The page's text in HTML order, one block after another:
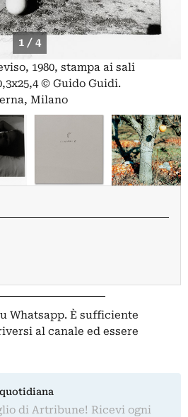
1 / 4
1980, stampa ai sali
© Guido Guidi.
Milano
Whatsapp. È sufficiente
al canale ed essere
di Artribune! Ricevi ogni